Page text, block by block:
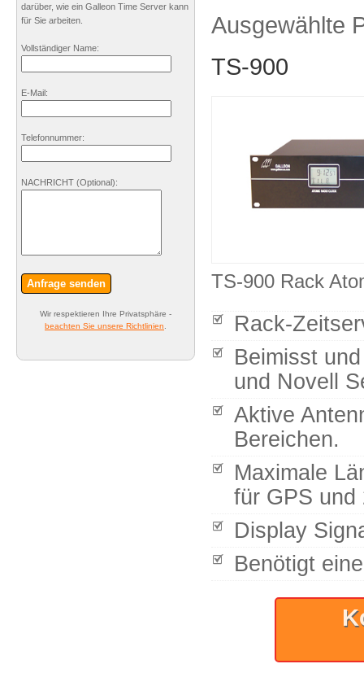
Ausgewählte
TS-900
TS-900 Rack
Rack-
Beimisst
und Novell
Aktive
Bereichen.
Maximale
für GPS und
Display
Benötigt
darüber, wie ein Galleon Time Server kann
für Sie arbeiten.
Vollständiger Name:
E-Mail:
Telefonnummer:
NACHRICHT (Optional):
Anfrage senden
Wir respektieren Ihre Privatsphäre -
beachten Sie unsere Richtlinien.